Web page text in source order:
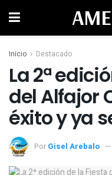
Inicio Destacado
La 2ª
del Alfajor
éxito y ya
Por Gisel Arebalo